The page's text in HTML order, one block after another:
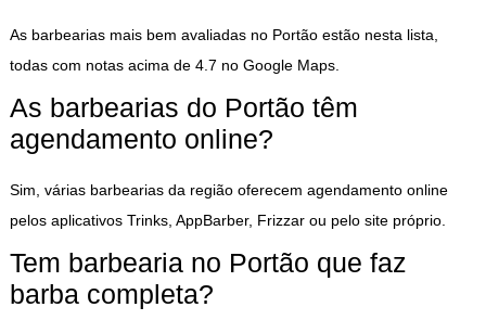
As barbearias mais bem avaliadas no Portão estão nesta lista,
todas com notas acima de 4.7 no Google Maps.
As barbearias do Portão têm
agendamento online?
Sim, várias barbearias da região oferecem agendamento online
pelos aplicativos Trinks, AppBarber, Frizzar ou pelo site próprio.
Tem barbearia no Portão que faz
barba completa?